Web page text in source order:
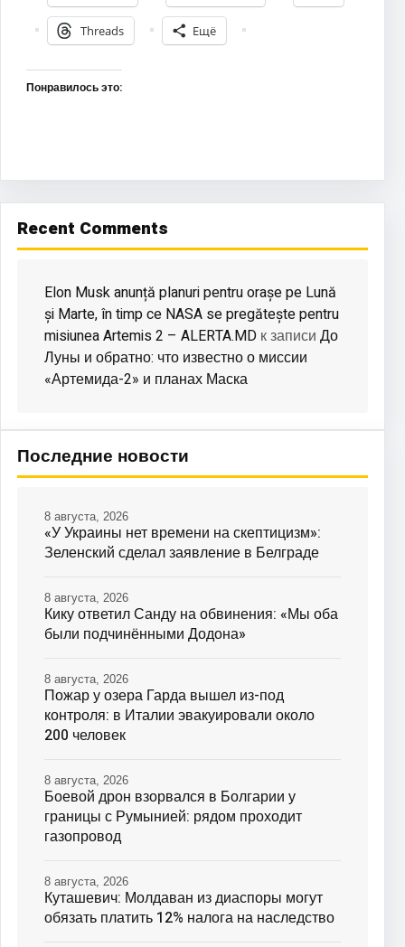
Threads Ещё
Понравилось это:
Recent Comments
Elon Musk anunță planuri pentru orașe pe Lună
și Marte, în timp ce NASA se pregătește pentru
misiunea Artemis 2 – ALERTA.MD к записи До
Луны и обратно: что известно о миссии
«Артемида-2» и планах Маска
Последние новости
«У Украины нет времени на скептицизм»:
Зеленский сделал заявление в Белграде
8 августа, 2026
Кику ответил Санду на обвинения: «Мы оба
были подчинёнными Додона»
8 августа, 2026
Пожар у озера Гарда вышел из-под
контроля: в Италии эвакуировали около
200 человек
8 августа, 2026
Боевой дрон взорвался в Болгарии у
границы с Румынией: рядом проходит
газопровод
8 августа, 2026
Куташевич: Молдаван из диаспоры могут
обязать платить 12% налога на наследство
8 августа, 2026